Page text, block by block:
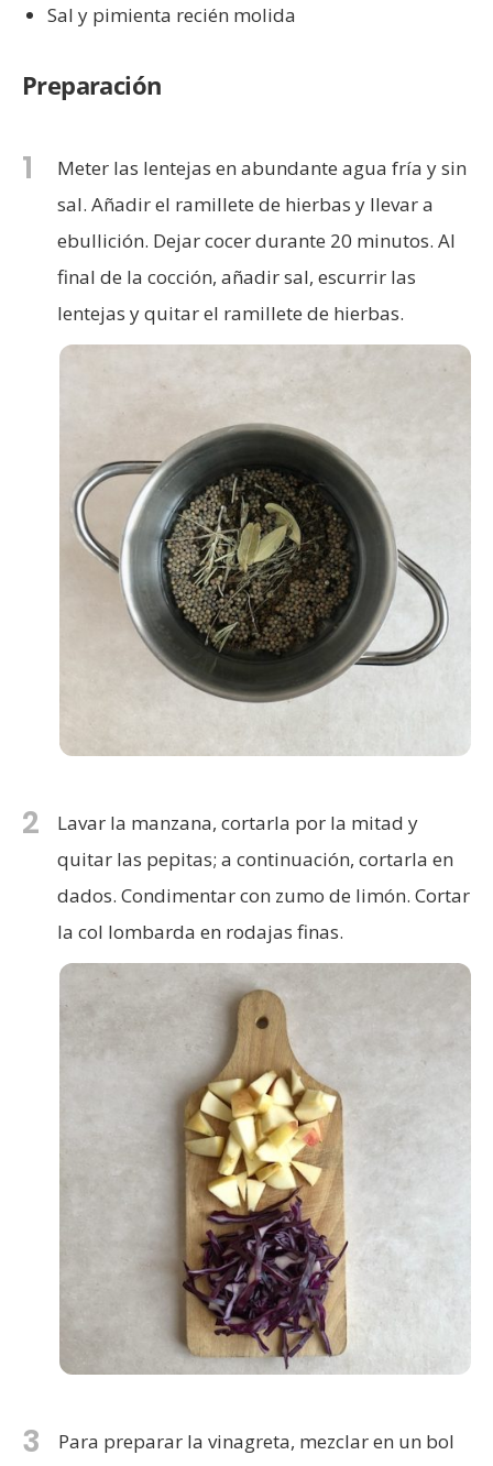
Sal y pimienta recién molida
Preparación
1
Meter las lentejas en abundante agua fría y sin
sal. Añadir el ramillete de hierbas y llevar a
ebullición. Dejar cocer durante 20 minutos. Al
final de la cocción, añadir sal, escurrir las
lentejas y quitar el ramillete de hierbas.
2
Lavar la manzana, cortarla por la mitad y
quitar las pepitas; a continuación, cortarla en
dados. Condimentar con zumo de limón. Cortar
la col lombarda en rodajas finas.
3
Para preparar la vinagreta, mezclar en un bol